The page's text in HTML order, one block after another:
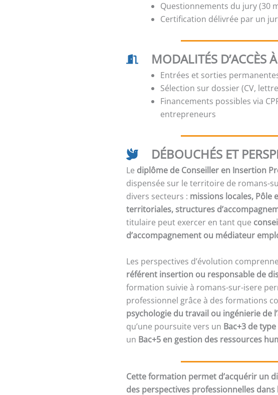
Questionnements du jury (30
Certification délivrée par un
MODALITÉS D’ACCÈS
Entrées et sorties
Sélection sur dossier (CV,
Financements possibles via
entrepreneurs
DÉBOUCHÉS ET
Le diplôme de Conseiller en Insertion
dispensée sur le territoire de romans-
divers secteurs : missions locales, Pôle
territoriales, structures
titulaire peut exercer en tant que
d’accompagnement ou médiateur
Les perspectives d’évolution
référent insertion ou responsable de
formation suivie à romans-sur-isere
professionnel grâce à des formations
psychologie du travail ou ingénierie de
qu’une poursuite vers un Bac+3 de
un Bac+5 en gestion des ressources
Cette formation permet d’acquérir un
des perspectives professionnelles